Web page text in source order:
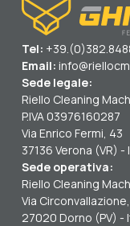
Tel:
Email:
Sede legale:
Riello Cleaning
P.IVA 03976160287
Via Enrico Fermi, 43
37136 Verona (VR) -
Sede operativa:
Riello Cleaning
Via
27020 Dorno (PV) -